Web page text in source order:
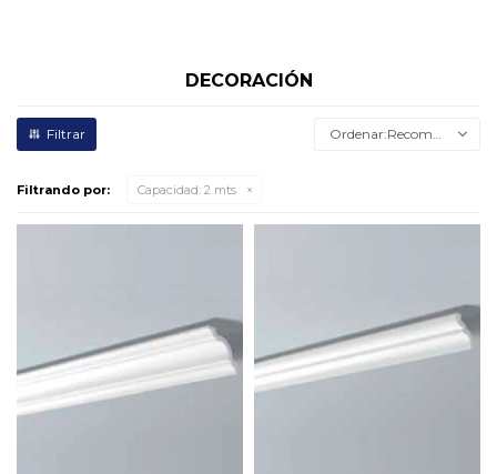
DECORACIÓN
Recomendados
Filtrando por: Capacidad: 2 mts